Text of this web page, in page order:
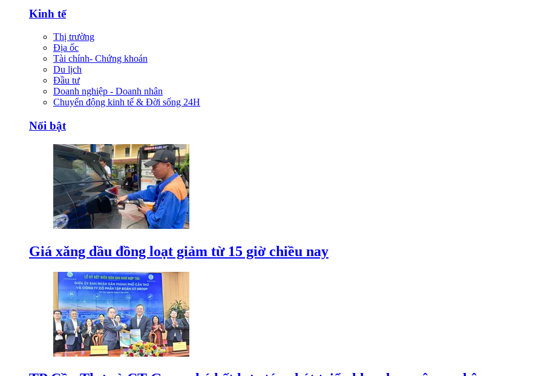
Kinh tế
Thị trường
Địa ốc
Tài chính- Chứng khoán
Du lịch
Đầu tư
Doanh nghiệp - Doanh nhân
Chuyển động kinh tế & Đời sống 24H
Nổi bật
Giá xăng dầu đồng loạt giảm từ 15 giờ chiều nay